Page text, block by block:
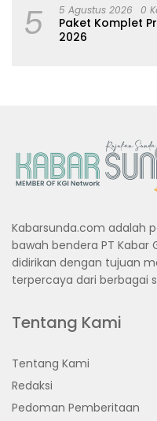
5 5 Agustus 2026 0
Paket Komplet
2026
Kabarsunda.com adalah
bawah bendera PT Kabar
didirikan dengan tujuan
terpercaya dari berbagai
Tentang Kami
Tentang Kami
Redaksi
Pedoman Pemberitaan